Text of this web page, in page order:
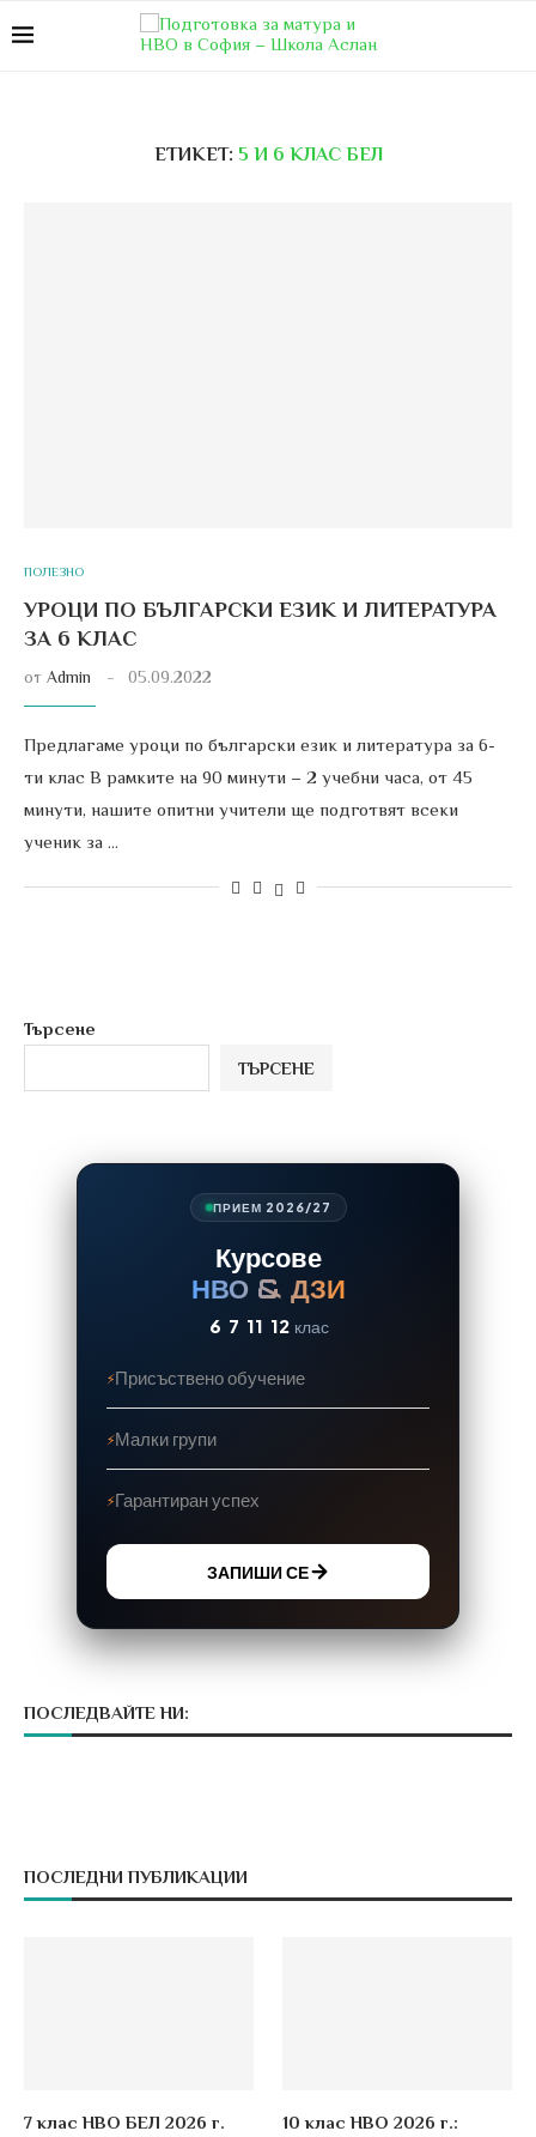
ЕТИКЕТ: 5 И 6 КЛАС БЕЛ
ПОЛЕЗНО
УРОЦИ ПО БЪЛГАРСКИ ЕЗИК И ЛИТЕРАТУРА
ЗА 6 КЛАС
от Admin 05.09.2022
Предлагаме уроци по български език и литература за 6-
ти клас В рамките на 90 минути – 2 учебни часа, от 45
минути, нашите опитни учители ще подготвят всеки
ученик за …
Търсене
ТЪРСЕНЕ
ПРИЕМ 2026/27
Курсове
НВО & ДЗИ
6 7 11 12 клас
Присъствено обучение
Малки групи
Гарантиран успех
ЗАПИШИ СЕ
ПОСЛЕДВАЙТЕ НИ:
ПОСЛЕДНИ ПУБЛИКАЦИИ
7 клас НВО БЕЛ 2026 г.
10 клас НВО 2026 г.: